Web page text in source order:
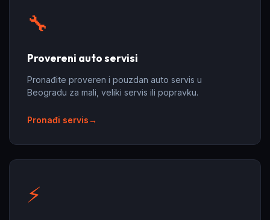
🔧
Provereni auto servisi
Pronađite proveren i pouzdan auto servis u
Beogradu za mali, veliki servis ili popravku.
Pronađi servis
⚡